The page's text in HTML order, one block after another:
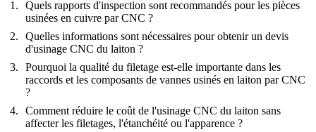
Quels rapports d'inspection sont recommandés pour les pièces
usinées en cuivre par CNC ?
Quelles informations sont nécessaires pour obtenir un devis
d'usinage CNC du laiton ?
Pourquoi la qualité du filetage est-elle importante dans les
raccords et les composants de vannes usinés en laiton par CNC
?
Comment réduire le coût de l'usinage CNC du laiton sans
affecter les filetages, l'étanchéité ou l'apparence ?